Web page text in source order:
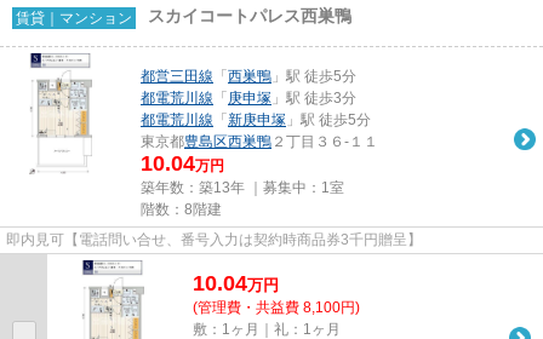
賃貸｜マンション スカイコートパレス西巣鴨
都営三田線 「 西巣鴨 」駅 徒歩5分
都電荒川線 「 庚申塚 」駅 徒歩3分
都電荒川線 「 新庚申塚 」駅 徒歩5分
東京都豊島区西巣鴨 ２丁目３６-１１
10.04万円
築年数：築13年 ｜募集中： 1室
階数：8階建
即内見可【電話問い合せ、番号入力は契約時商品券3千円贈呈】
10.04万円
(管理費・共益費 8,100円)
敷：1ヶ月｜礼：1ヶ月